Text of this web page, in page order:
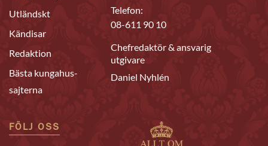
Utländskt
Kändisar
Redaktion
Bästa kungahus-
sajterna
Telefon:
08-611 90 10
Chefredaktör & ansvarig
utgivare
Daniel Nyhlén
FÖLJ OSS